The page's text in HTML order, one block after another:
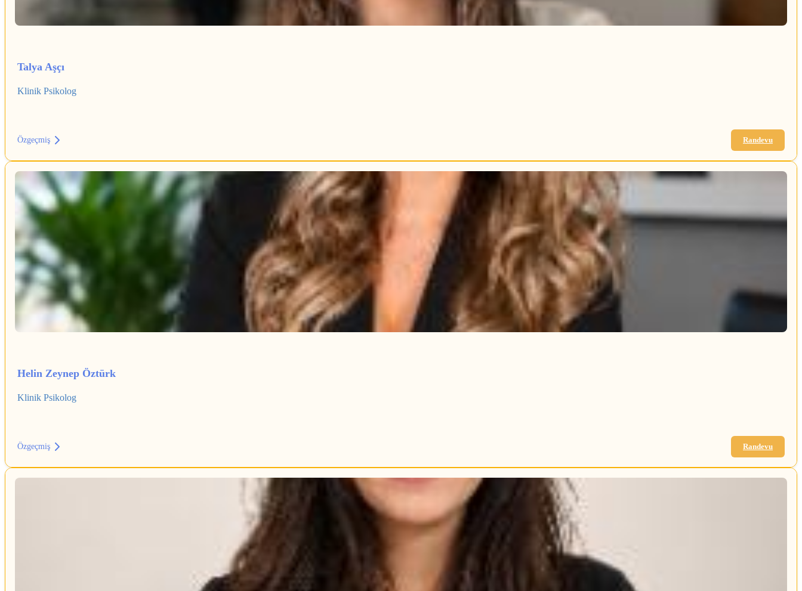
Talya Aşçı
Klinik Psikolog
Özgeçmiş Randevu
Helin Zeynep Öztürk
Klinik Psikolog
Özgeçmiş Randevu